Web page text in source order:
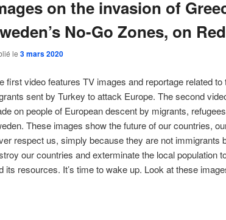
on the invasion of
No-Go Zones, on
le 3 mars 2020
first video features TV images and reportage related
sent by Turkey to attack Europe. The second
on people of European descent by migrants,
These images show the future of our countries,
respect us, simply because they are not immigrants
our countries and exterminate the local population
its resources. It’s time to wake up. Look at these